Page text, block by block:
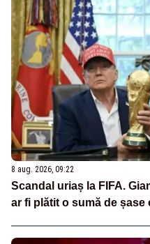
8 aug. 2026, 09:22
Scandal uriaș la FIFA.
ar fi plătit o sumă de